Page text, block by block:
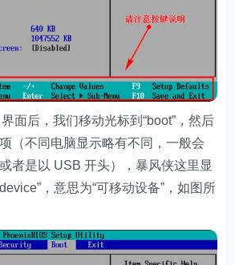
后，我们移动光标到“boot”，然后
（不同电脑显示略有不同，一般会
者是以 USB 开头），暴风侠这里显
，意思为“可移动设备”，如图所